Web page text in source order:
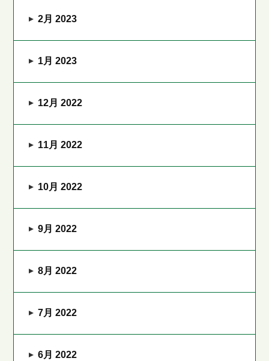
2月 2023
1月 2023
12月 2022
11月 2022
10月 2022
9月 2022
8月 2022
7月 2022
6月 2022